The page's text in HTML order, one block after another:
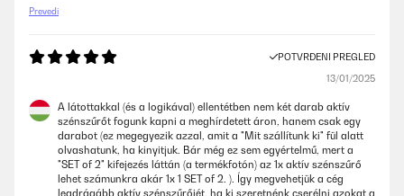
Prevedi
POTVRĐENI PREGLED
13/01/2025
A látottakkal (és a logikával) ellentétben nem két darab aktív
szénszűrőt fogunk kapni a meghírdetett áron, hanem csak egy
darabot (ez megegyezik azzal, amit a "Mit szállítunk ki" fül alatt
olvashatunk, ha kinyitjuk. Bár még ez sem egyértelmű, mert a
"SET of 2" kifejezés láttán (a termékfotón) az 1x aktív szénszűrő
lehet számunkra akár 1x 1 SET of 2. ). Így megvehetjük a cég
legdrágább aktív szénszűrőjét, ha ki szeretnénk cserélni azokat a